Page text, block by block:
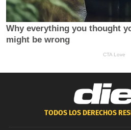
TODOS LOS DERECHOS